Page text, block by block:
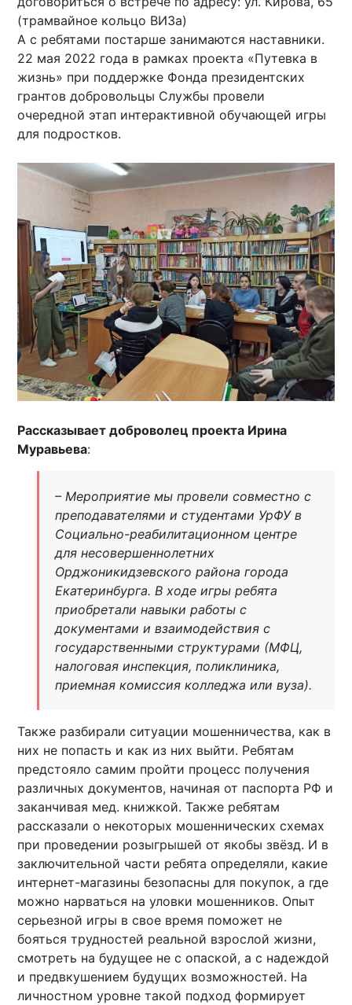
(трамвайное кольцо ВИЗа)
А с ребятами постарше занимаются наставники.
22 мая 2022 года в рамках проекта «Путевка в
жизнь» при поддержке Фонда президентских
грантов добровольцы Службы провели
очередной этап интерактивной обучающей игры
для подростков.
Рассказывает доброволец проекта Ирина
Муравьева:
– Мероприятие мы провели совместно с
преподавателями и студентами УрФУ в
Социально-реабилитационном центре
для несовершеннолетних
Орджоникидзевского района города
Екатеринбурга. В ходе игры ребята
приобретали навыки работы с
документами и взаимодействия с
государственными структурами (МФЦ,
налоговая инспекция, поликлиника,
приемная комиссия колледжа или вуза).
Также разбирали ситуации мошенничества, как в
них не попасть и как из них выйти. Ребятам
предстояло самим пройти процесс получения
различных документов, начиная от паспорта РФ и
заканчивая мед. книжкой. Также ребятам
рассказали о некоторых мошеннических схемах
при проведении розыгрышей от якобы звёзд. И в
заключительной части ребята определяли, какие
интернет-магазины безопасны для покупок, а где
можно нарваться на уловки мошенников. Опыт
серьезной игры в свое время поможет не
бояться трудностей реальной взрослой жизни,
смотреть на будущее не с опаской, а с надеждой
и предвкушением будущих возможностей. На
личностном уровне такой подход формирует